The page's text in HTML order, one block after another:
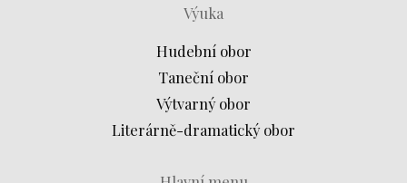
Výuka
Hudební obor
Taneční obor
Výtvarný obor
Literárně-dramatický obor